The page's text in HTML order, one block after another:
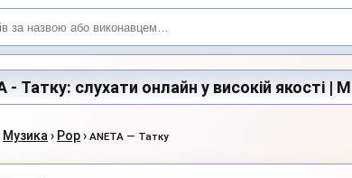
- Татку: слухати онлайн у високій якості |
Музика › Pop› ANETA — Татку